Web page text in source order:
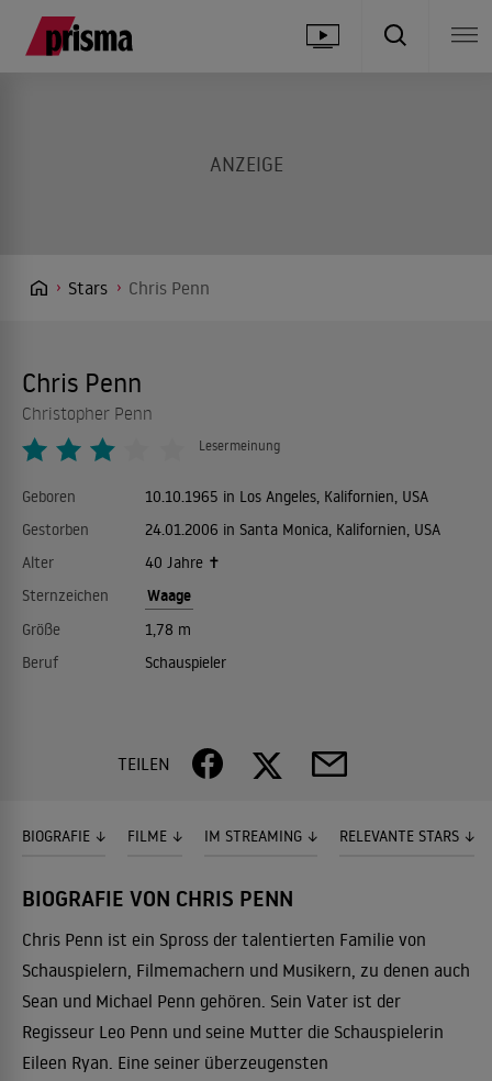
Stars Chris Penn
Chris Penn
Christopher Penn
Lesermeinung
Geboren
10.10.1965 in Los Angeles, Kalifornien, USA
Gestorben
24.01.2006 in Santa Monica, Kalifornien, USA
Alter
40 Jahre ✝
Sternzeichen
Waage
Größe
1,78 m
Beruf
Schauspieler
TEILEN
BIOGRAFIE FILME IM STREAMING RELEVANTE STARS
BIOGRAFIE VON CHRIS PENN
Chris Penn ist ein Spross der talentierten Familie von
Schauspielern, Filmemachern und Musikern, zu denen auch
Sean und Michael Penn gehören. Sein Vater ist der
Regisseur Leo Penn und seine Mutter die Schauspielerin
Eileen Ryan. Eine seiner überzeugensten